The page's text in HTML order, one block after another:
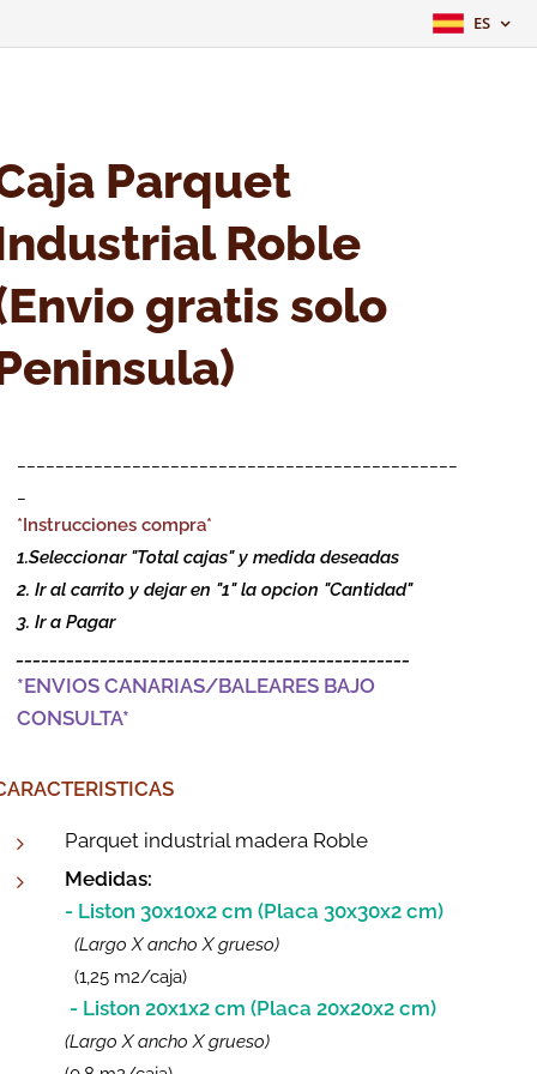
ES
Parquet
Roble
gratis solo
*Instrucciones compra*
1.Seleccionar "Total cajas" y medida deseadas
2. Ir al carrito y dejar en "1" la opcion "Cantidad"
3. Ir a Pagar
*ENVIOS CANARIAS/BALEARES BAJO
CONSULTA*
Parquet industrial madera Roble
Medidas:
- Liston 30x10x2 cm (Placa 30x30x2 cm)
(Largo X ancho X grueso)
(1,25 m2/caja)
- Liston 20x1x2 cm (Placa 20x20x2 cm)
(Largo X ancho X grueso)